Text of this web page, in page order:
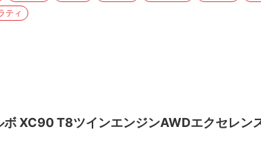
ティ
ボ XC90 T8ツインエンジンAWDエクセレ